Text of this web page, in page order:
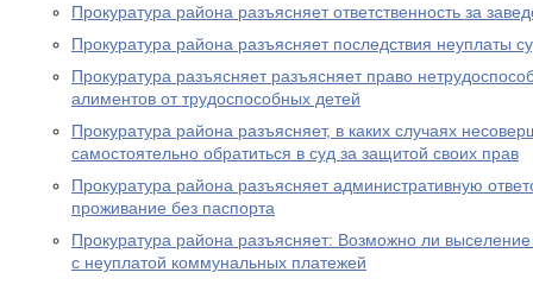
Прокуратура района разъясняет ответственность за
Прокуратура района разъясняет последствия неуплаты
Прокуратура разъясняет разъясняет право
алиментов от трудоспособных детей
Прокуратура района разъясняет, в каких случаях
самостоятельно обратиться в суд за защитой своих прав
Прокуратура района разъясняет административную
проживание без паспорта
Прокуратура района разъясняет: Возможно ли
с неуплатой коммунальных платежей